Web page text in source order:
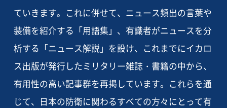
ていきます。これに併せて、ニュース頻出の言葉や
装備を紹介する「用語集」、有識者がニュースを分
析する「ニュース解説」を設け、これまでにイカロ
ス出版が発行したミリタリー雑誌・書籍の中から、
有用性の高い記事群を再掲しています。これらを通
じて、日本の防衛に関わるすべての方々にとって有